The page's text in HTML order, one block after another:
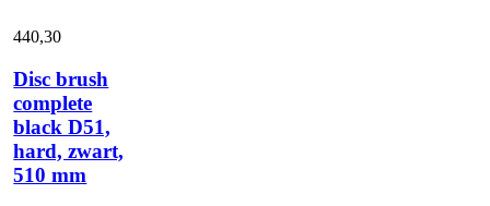
aantal
440,30
Disc brush
complete
black D51,
hard, zwart,
510 mm